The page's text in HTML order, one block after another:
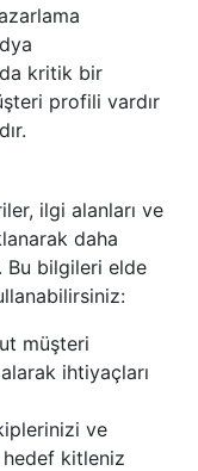
kritik bir
profili vardır
ilgi alanları ve
daha
Bu bilgileri elde
müşteri
ihtiyaçları
ve
hedef kitleniz